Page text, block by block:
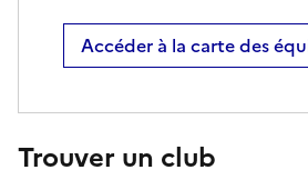
Accéder à la carte des
Trouver un club